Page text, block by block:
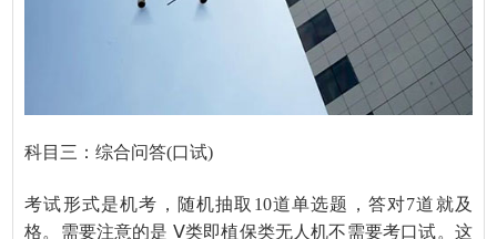
科目三：综合问答(口试)
考试形式是机考，随机抽取 10道单选题，答对7道就及
格。需要注意的是 Ⅴ类即植保类无人机不需要考口试。这